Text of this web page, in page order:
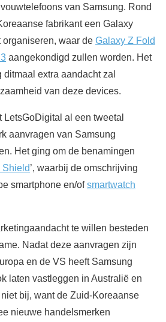
van Samsung. Rond
fabrikant een Galaxy
waar de Galaxy Z Fold
aangekondigd zullen worden. Het
ditmaal extra aandacht zal
van deze devices.
al een tweetal
aanvragen van Samsung
Het ging om de benamingen
Shield’, waarbij de omschrijving
smartphone en/ofsmartwatch
te willen besteden
Nadat deze aanvragen zijn
en de VS heeft Samsung
laten vastleggen in Australië en
bij, want de Zuid-Koreaanse
nieuwe handelsmerken